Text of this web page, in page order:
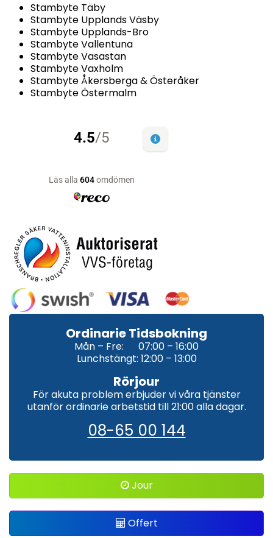
Stambyte Täby
Stambyte Upplands Väsby
Stambyte Upplands-Bro
Stambyte Vallentuna
Stambyte Vasastan
Stambyte Vaxholm
Stambyte Åkersberga & Österåker
Stambyte Östermalm
Ordinarie Tidsbokning
Mån – Fre: 07:00 – 16:00
Lunchstängt: 12:00 – 13:00
Rörjour
För akuta problem erbjuder vi våra tjänster
utanför ordinarie arbetstid till 21:00 alla dagar.
08-65 00 144
Jour
Offert